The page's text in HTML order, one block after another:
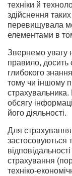
техніки й
здійснення
перевищувала
елементами в
Звернемо увагу
правило, досить
глибокого
тому чи іншому
страхувальника.
обсягу
його діяльності.
Для страхування
застосовуються
страхування
техніко-